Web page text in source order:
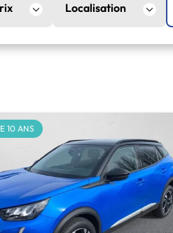
Localisation
10 ANS